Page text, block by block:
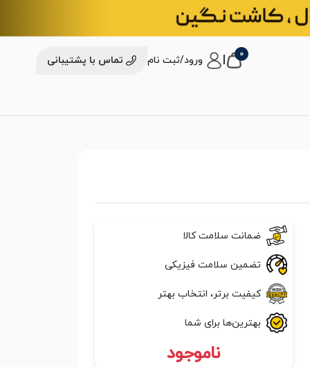
0 ورود/ثبت نام تماس با پشتیبانی
ضمانت سلامت کالا
تضمین سلامت فیزیکی
کیفیت برتر، انتخاب بهتر
بهترین‌ها برای شما
ناموجود